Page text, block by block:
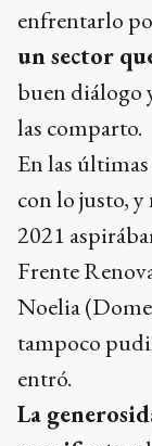
enfrentarlo
un sector
buen diálogo
las comparto.
En las
con lo justo, y
2021
Frente
Noelia
tampoco
entró.
La